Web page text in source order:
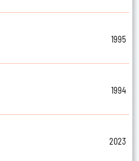
1995
1994
2023